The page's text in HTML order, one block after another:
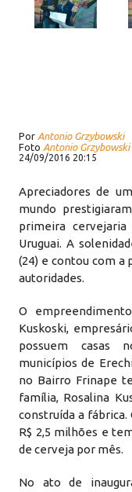
Por Antonio Grzybowski
Foto Antonio Grzybowski
24/09/2016 20:15
Apreciadores de
mundo
primeira
Uruguai. A
(24) e contou com a
autoridades.
O
Kuskoski,
possuem casas
municípios de
no Bairro Frinape
família, Rosalina
construída a fábrica.
R$ 2,5 milhões e
de cerveja por mês.
No ato de